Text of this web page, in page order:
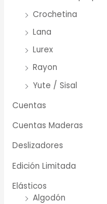
Crochetina
Lana
Lurex
Rayon
Yute / Sisal
Cuentas
Cuentas Maderas
Deslizadores
Edición Limitada
Elásticos
Algodón